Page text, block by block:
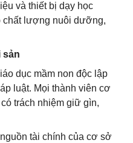
và thiết bị dạy học
chất lượng nuôi dưỡng,
sản
dục mầm non độc lập
luật. Mọi thành viên cơ
trách nhiệm giữ gìn,
tài chính của cơ sở